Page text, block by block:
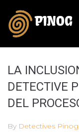
content
LA
DETECTIVE
DEL
By Detectives Pinog